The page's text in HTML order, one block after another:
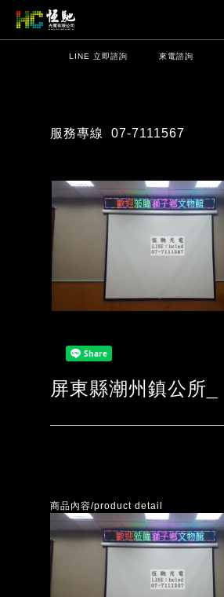
LINE 立即諮詢 來電諮詢
服務專線 07-7111567
屏東縣潮州鎮公所_
商品內容/product detail